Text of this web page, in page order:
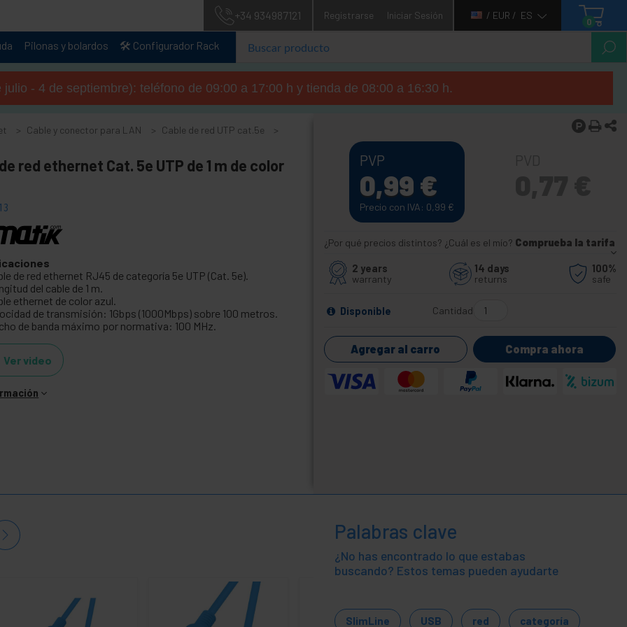
+34 934987121 Registrarse Iniciar Sesión / EUR / ES
0
Pilonas y bolardos 🛠️ Configurador Rack
- 4 de septiembre): teléfono de 09:00 a 17:00 h y tienda de 08:00 a 16:30 h.
Cable y conector para LAN
Cable de red UTP cat.5e
red ethernet Cat. 5e UTP de 1 m de color
de red ethernet RJ45 de categoría 5e UTP (Cat. 5e).
del cable de 1 m.
ethernet de color azul.
de transmisión: 1Gbps (1000Mbps) sobre 100 metros.
de banda máximo por normativa: 100 MHz.
Ver video
PVP
0,99 €
Precio con IVA: 0,99 €
¿Por qué precios distintos? ¿Cuál es el mío? Comprueba la tarifa
2 years
warranty
14 days
returns
100%
safe
Disponible Cantidad
Agregar al carro Compra ahora
Palabras clave
¿No has encontrado lo que estabas
buscando? Estos temas pueden ayudarte
SlimLine USB red categoría